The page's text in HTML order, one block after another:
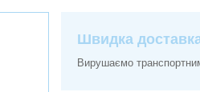
Швидка
Вирушаємо